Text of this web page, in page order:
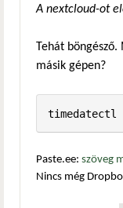
A nextcloud-ot
Tehát
másik gépen?
timedatectl
Paste.ee: szöveg
Nincs még